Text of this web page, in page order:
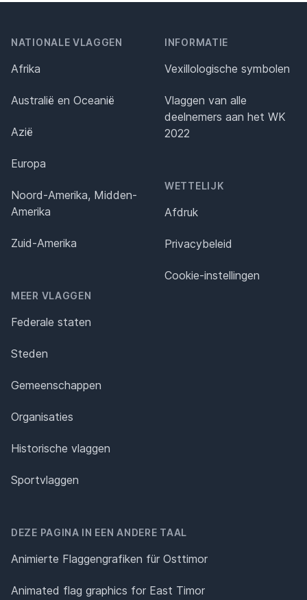
NATIONALE VLAGGEN
Afrika
Australië en Oceanië
Azië
Europa
Noord-Amerika, Midden-
Amerika
Zuid-Amerika
MEER VLAGGEN
Federale staten
Steden
Gemeenschappen
Organisaties
Historische vlaggen
Sportvlaggen
INFORMATIE
Vexillologische symbolen
Vlaggen van alle
deelnemers aan het WK
2022
WETTELIJK
Afdruk
Privacybeleid
Cookie-instellingen
DEZE PAGINA IN EEN ANDERE TAAL
Animierte Flaggengrafiken für Osttimor
Animated flag graphics for East Timor